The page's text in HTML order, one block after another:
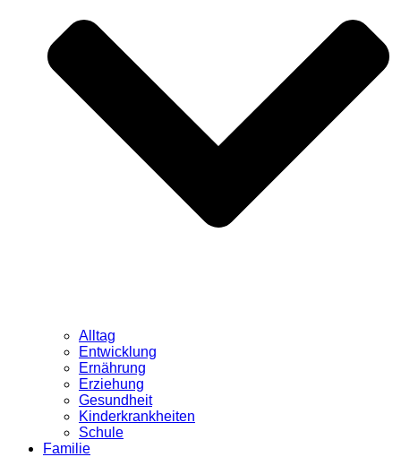
Alltag
Entwicklung
Ernährung
Erziehung
Gesundheit
Kinderkrankheiten
Schule
Familie